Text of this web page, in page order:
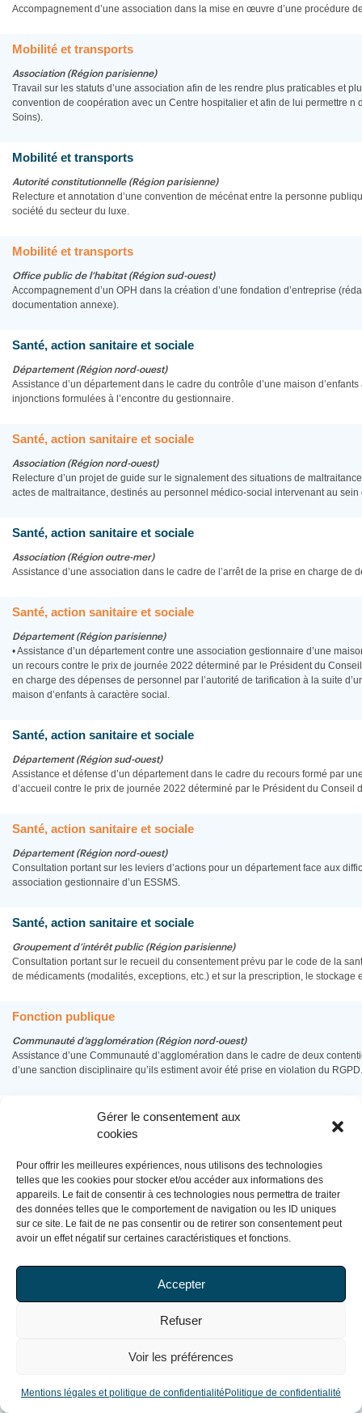
Gérer le consentement aux
cookies
Pour offrir les meilleures expériences, nous utilisons des technologies
telles que les cookies pour stocker et/ou accéder aux informations des
appareils. Le fait de consentir à ces technologies nous permettra de traiter
des données telles que le comportement de navigation ou les ID uniques
sur ce site. Le fait de ne pas consentir ou de retirer son consentement peut
avoir un effet négatif sur certaines caractéristiques et fonctions.
Accepter
Refuser
Voir les préférences
Mentions légales et politique de confidentialité Politique de confidentialité
Accompagnement d’une association dans la mise en œuvre d’une procédure
Mobilité et transports
Association (Région parisienne)
Travail sur les statuts d’une association afin de les rendre plus praticables et
convention de coopération avec un Centre hospitalier et afin de lui permettre n
Soins).
Mobilité et transports
Autorité constitutionnelle (Région parisienne)
Relecture et annotation d’une convention de mécénat entre la personne
société du secteur du luxe.
Mobilité et transports
Office public de l’habitat (Région sud-ouest)
Accompagnement d’un OPH dans la création d’une fondation d’entreprise
documentation annexe).
Santé, action sanitaire et sociale
Département (Région nord-ouest)
Assistance d’un département dans le cadre du contrôle d’une maison
injonctions formulées à l’encontre du gestionnaire.
Santé, action sanitaire et sociale
Association (Région nord-ouest)
Relecture d’un projet de guide sur le signalement des situations de
actes de maltraitance, destinés au personnel médico-social intervenant au sein
Santé, action sanitaire et sociale
Association (Région outre-mer)
Assistance d’une association dans le cadre de l’arrêt de la prise en charge de
Santé, action sanitaire et sociale
Département (Région parisienne)
• Assistance d’un département contre une association gestionnaire d’une
un recours contre le prix de journée 2022 déterminé par le Président du
en charge des dépenses de personnel par l’autorité de tarification à la suite
maison d’enfants à caractère social.
Santé, action sanitaire et sociale
Département (Région sud-ouest)
Assistance et défense d’un département dans le cadre du recours formé par
d’accueil contre le prix de journée 2022 déterminé par le Président du Conseil
Santé, action sanitaire et sociale
Département (Région nord-ouest)
Consultation portant sur les leviers d’actions pour un département face aux
association gestionnaire d’un ESSMS.
Santé, action sanitaire et sociale
Groupement d’intérêt public (Région parisienne)
Consultation portant sur le recueil du consentement prévu par le code de la
de médicaments (modalités, exceptions, etc.) et sur la prescription, le stockage
Fonction publique
Communauté d’agglomération (Région nord-ouest)
Assistance d’une Communauté d’agglomération dans le cadre de deux
d’une sanction disciplinaire qu’ils estiment avoir été prise en violation du RGPD.
Fonction publique
Commune de plus de 50.000 habitants (Région parisienne)
fonctionnaires des sanctions de révocation à raison de faits d’agression
personnes ayant la qualité de stagiaire ou d’apprenti.
Fonction publique
Département (Région sud-ouest)
prolongation de sa suspension.
Analyse juridique de la légalité d’une décision de licenciement en cours de
régularisation de celle-ci à la suite de l’identification d’un vice de procédure.